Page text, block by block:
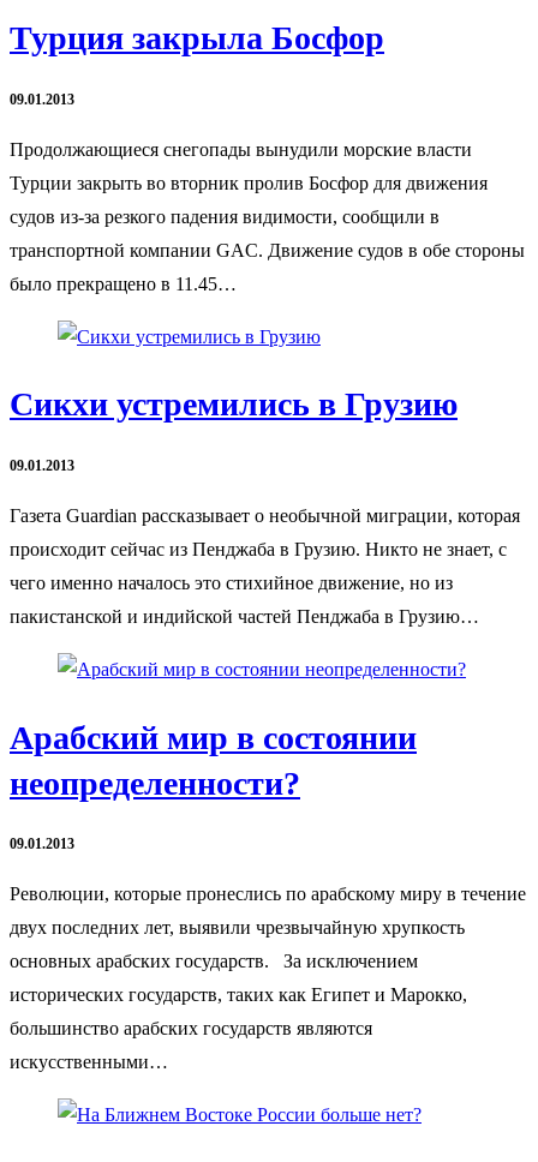
Турция закрыла Босфор
09.01.2013
Продолжающиеся снегопады вынудили морские власти
Турции закрыть во вторник пролив Босфор для движения
судов из-за резкого падения видимости, сообщили в
транспортной компании GAC. Движение судов в обе стороны
было прекращено в 11.45…
Сикхи устремились в Грузию
09.01.2013
Газета Guardian рассказывает о необычной миграции, которая
происходит сейчас из Пенджаба в Грузию. Никто не знает, с
чего именно началось это стихийное движение, но из
пакистанской и индийской частей Пенджаба в Грузию…
Арабский мир в состоянии
неопределенности?
09.01.2013
Революции, которые пронеслись по арабскому миру в течение
двух последних лет, выявили чрезвычайную хрупкость
основных арабских государств. За исключением
исторических государств, таких как Египет и Марокко,
большинство арабских государств являются
искусственными…